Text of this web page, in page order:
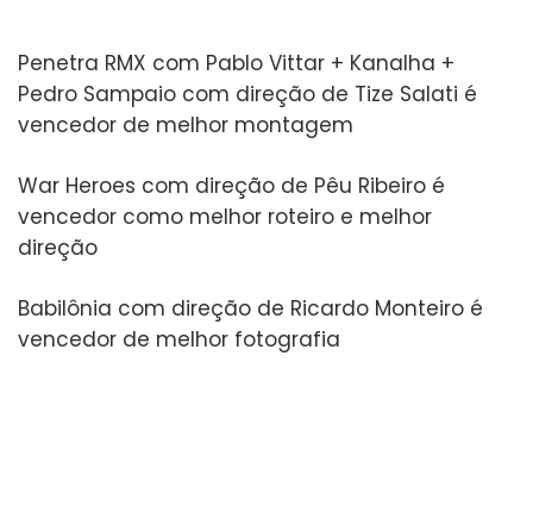
Penetra RMX com Pablo Vittar + Kanalha +
Pedro Sampaio com direção de Tize Salati é
vencedor de melhor montagem
War Heroes com direção de Pêu Ribeiro é
vencedor como melhor roteiro e melhor
direção
Babilônia com direção de Ricardo Monteiro é
vencedor de melhor fotografia